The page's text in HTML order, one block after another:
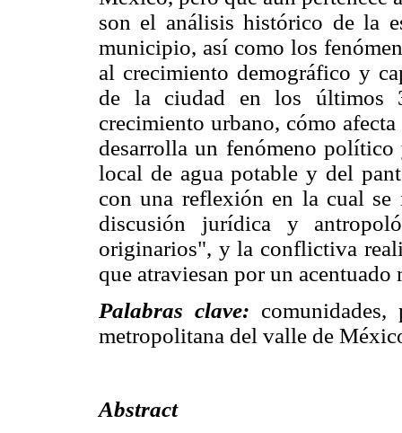
son el análisis histórico de la
municipio, así como los
al crecimiento demográfico y
de la ciudad en los últimos
crecimiento urbano, cómo
desarrolla un fenómeno
local de agua potable y del
con una reflexión en la cual
discusión jurídica y
originarios", y la conflictiva
que atraviesan por un acentuado
Palabras clave:
metropolitana del valle de
Abstract